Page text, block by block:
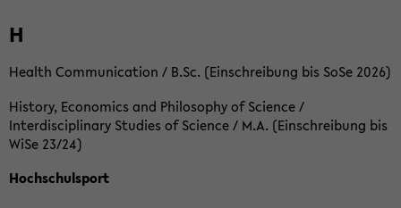
H
Health Communication / B.Sc. (Einschreibung bis SoSe 2026)
History, Economics and Philosophy of Science /
Interdisciplinary Studies of Science / M.A. (Einschreibung bis
WiSe 23/24)
Hochschulsport